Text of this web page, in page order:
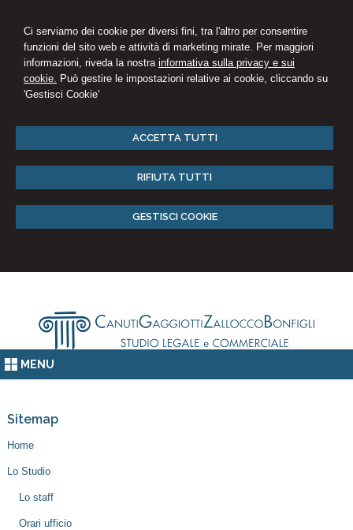
Ci serviamo dei cookie per diversi fini, tra l'altro per consentire
funzioni del sito web e attività di marketing mirate. Per maggiori
informazioni, riveda la nostra informativa sulla privacy e sui
cookie. Può gestire le impostazioni relative ai cookie, cliccando su
'Gestisci Cookie'
ACCETTA TUTTI
RIFIUTA TUTTI
GESTISCI COOKIE
MENU
Sitemap
Home
Lo Studio
Lo staff
Orari ufficio